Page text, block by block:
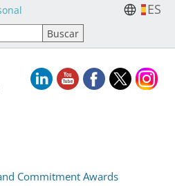
ES
Commitment Awards